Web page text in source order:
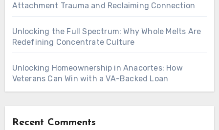
Attachment Trauma and Reclaiming Connection
Unlocking the Full Spectrum: Why Whole Melts Are
Redefining Concentrate Culture
Unlocking Homeownership in Anacortes: How
Veterans Can Win with a VA-Backed Loan
Recent Comments